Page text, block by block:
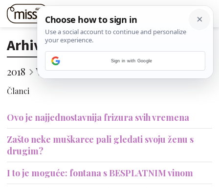
Arhiva
2018 Veljača 20. (Utorak)
Članci
Ovo je najjednostavnija frizura svih vremena
Zašto neke muškarce pali gledati svoju ženu s
drugim?
I to je moguće: fontana s BESPLATNIM vinom
Sign in with Google